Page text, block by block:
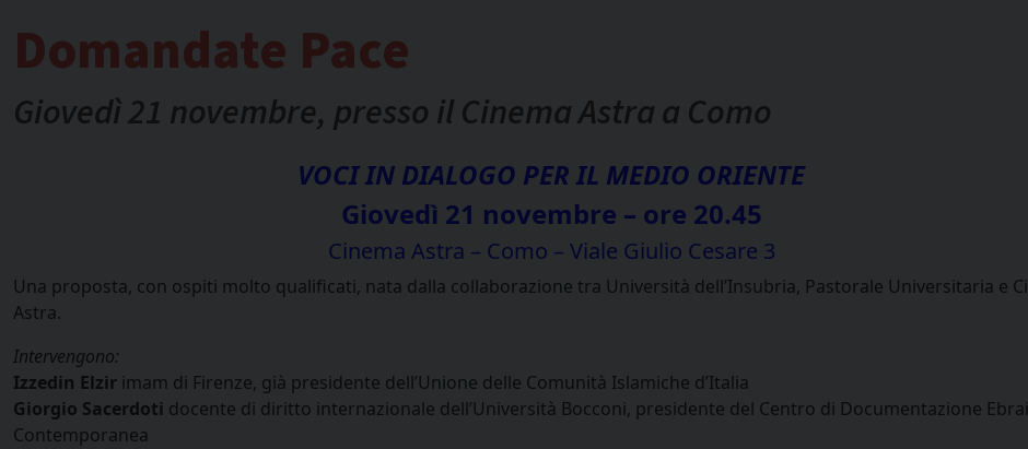
Domandate Pace
Giovedì 21 novembre, presso il Cinema Astra a Como
VOCI IN DIALOGO PER IL MEDIO ORIENTE
Giovedì 21 novembre – ore 20.45
Cinema Astra – Como – Viale Giulio Cesare 3
Una proposta, con ospiti molto qualificati, nata dalla collaborazione tra Università dell’Insubria, Pastorale Universitaria e
Astra.
Intervengono:
Izzedin Elzir imam di Firenze, già presidente dell’Unione delle Comunità Islamiche d’Italia
Giorgio Sacerdoti docente di diritto internazionale dell’Università Bocconi, presidente del Centro di Documentazione
Contemporanea